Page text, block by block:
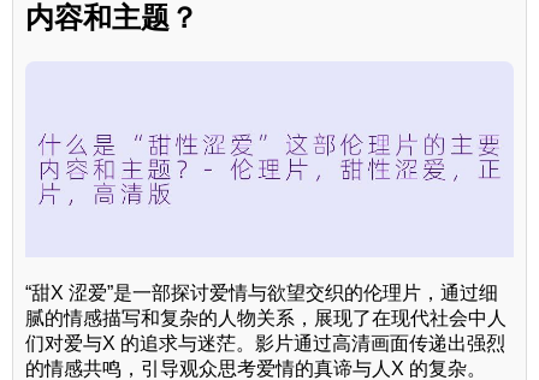
内容和主题？
“甜X 涩爱”是一部探讨爱情与欲望交织的伦理片，通过细
腻的情感描写和复杂的人物关系，展现了在现代社会中人
们对爱与X 的追求与迷茫。影片通过高清画面传递出强烈
的情感共鸣，引导观众思考爱情的真谛与人X 的复杂。